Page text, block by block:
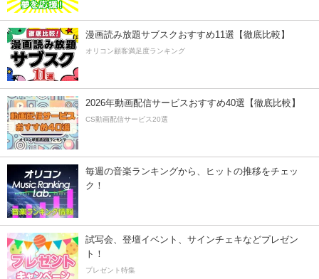
漫画読み放題サブスクおすすめ11選【徹底比較】
オリコン顧客満足度ランキング
2026年動画配信サービスおすすめ40選【徹底比較】
CS動画配信サービス20選
毎週の音楽ランキングから、ヒットの推移をチェッ
ク！
試写会、登壇イベント、サインチェキなどプレゼン
ト！
プレゼント特集